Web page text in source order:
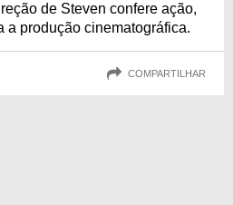
de Steven confere ação,
a produção cinematográfica.
COMPARTILHAR